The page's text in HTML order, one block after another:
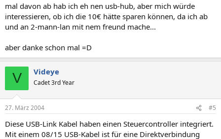
mal davon ab hab ich eh nen usb-hub, aber mich würde
interessieren, ob ich die 10€ hätte sparen können, da ich ab
und an 2-mann-lan mit nem freund mache...
aber danke schon mal =D
V Videye
Cadet 3rd Year
27. März 2004 #5
Diese USB-Link Kabel haben einen Steuercontroller integriert.
Mit einem 08/15 USB-Kabel ist für eine Direktverbindung